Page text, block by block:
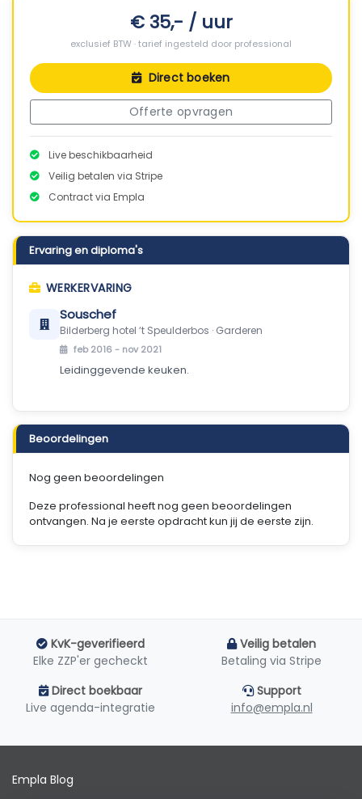
€ 35,- / uur
exclusief BTW · tarief ingesteld door professional
Direct boeken
Offerte opvragen
Live beschikbaarheid
Veilig betalen via Stripe
Contract via Empla
Ervaring en diploma's
WERKERVARING
Souschef
Bilderberg hotel ‘t Speulderbos · Garderen
feb 2016 - nov 2021
Leidinggevende keuken.
Beoordelingen
Nog geen beoordelingen
Deze professional heeft nog geen beoordelingen
ontvangen. Na je eerste opdracht kun jij de eerste zijn.
KvK-geverifieerd
Elke ZZP'er gecheckt
Veilig betalen
Betaling via Stripe
Direct boekbaar
Live agenda-integratie
Support
info@empla.nl
Empla Blog